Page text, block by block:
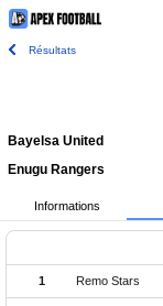
Résultats
Bayelsa United
Enugu Rangers
Informations
1 Remo Stars